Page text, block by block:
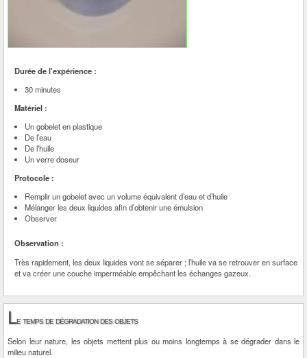
Durée de l'expérience :
30 minutes
Matériel :
Un gobelet en plastique
De l’eau
De l’huile
Un verre doseur
Protocole :
Remplir un gobelet avec un volume équivalent d’eau et d’huile
Mélanger les deux liquides afin d’obtenir une émulsion
Observer
Observation :
Très rapidement, les deux liquides vont se séparer ; l’huile va se retrouver en surface
et va créer une couche imperméable empêchant les échanges gazeux.
Le temps de dégradation des objets
Selon leur nature, les objets mettent plus ou moins longtemps à se dégrader dans le
milieu naturel.